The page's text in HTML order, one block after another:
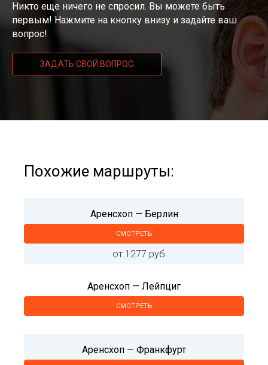
Никто еще ничего не спросил. Вы можете быть
первым! Нажмите на кнопку внизу и задайте ваш
вопрос!
ЗАДАТЬ СВОЙ ВОПРОС
Похожие маршруты:
Аренсхоп — Берлин
СМОТРЕТЬ
от 1277 руб.
Аренсхоп — Лейпциг
СМОТРЕТЬ
Аренсхоп — Франкфурт